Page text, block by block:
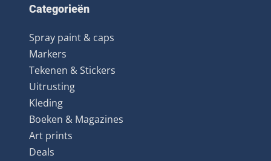
Categorieën
Spray paint & caps
Markers
Tekenen & Stickers
Uitrusting
Kleding
Boeken & Magazines
Art prints
Deals